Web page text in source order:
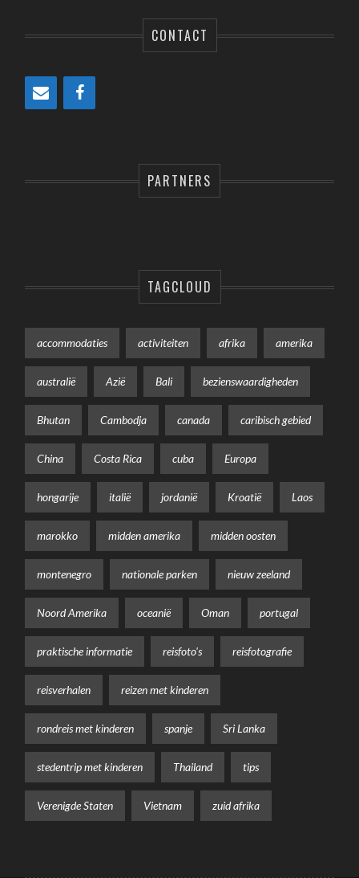
CONTACT
PARTNERS
TAGCLOUD
accommodaties activiteiten afrika amerika
australië Azië Bali bezienswaardigheden
Bhutan Cambodja canada caribisch gebied
China Costa Rica cuba Europa
hongarije italië jordanië Kroatië Laos
marokko midden amerika midden oosten
montenegro nationale parken nieuw zeeland
Noord Amerika oceanië Oman portugal
praktische informatie reisfoto's reisfotografie
reisverhalen reizen met kinderen
rondreis met kinderen spanje Sri Lanka
stedentrip met kinderen Thailand tips
Verenigde Staten Vietnam zuid afrika